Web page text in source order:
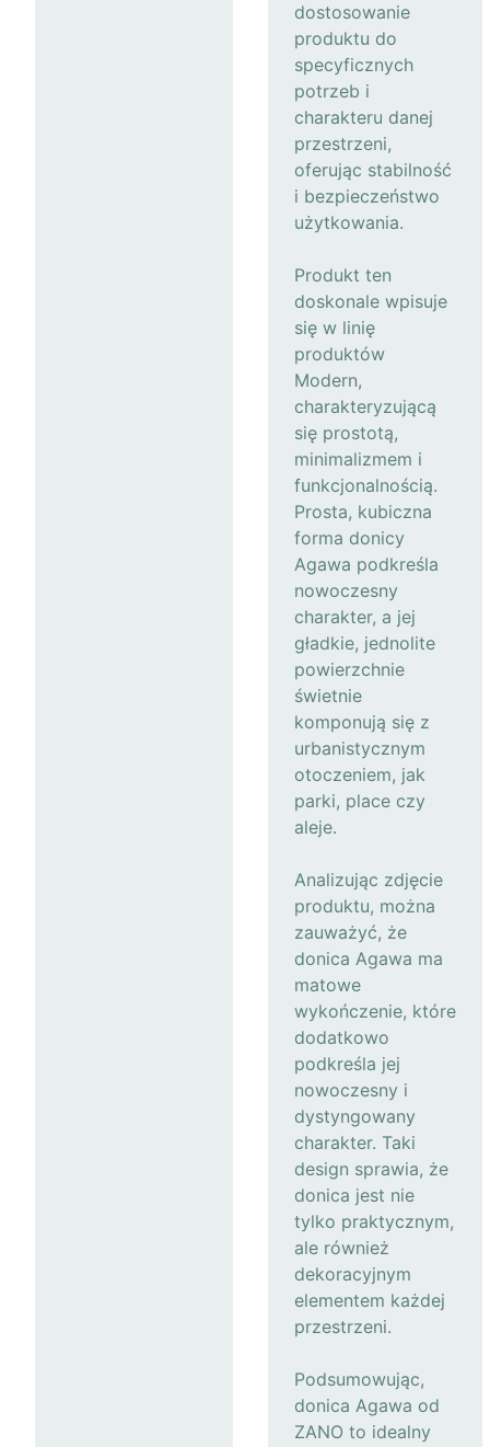
dostosowanie
produktu do
specyficznych
potrzeb i
charakteru danej
przestrzeni,
oferując stabilność
i bezpieczeństwo
użytkowania.
Produkt ten
doskonale wpisuje
się w linię
produktów
Modern,
charakteryzującą
się prostotą,
minimalizmem i
funkcjonalnością.
Prosta, kubiczna
forma donicy
Agawa podkreśla
nowoczesny
charakter, a jej
gładkie, jednolite
powierzchnie
świetnie
komponują się z
urbanistycznym
otoczeniem, jak
parki, place czy
aleje.
Analizując zdjęcie
produktu, można
zauważyć, że
donica Agawa ma
matowe
wykończenie, które
dodatkowo
podkreśla jej
nowoczesny i
dystyngowany
charakter. Taki
design sprawia, że
donica jest nie
tylko praktycznym,
ale również
dekoracyjnym
elementem każdej
przestrzeni.
Podsumowując,
donica Agawa od
ZANO to idealny